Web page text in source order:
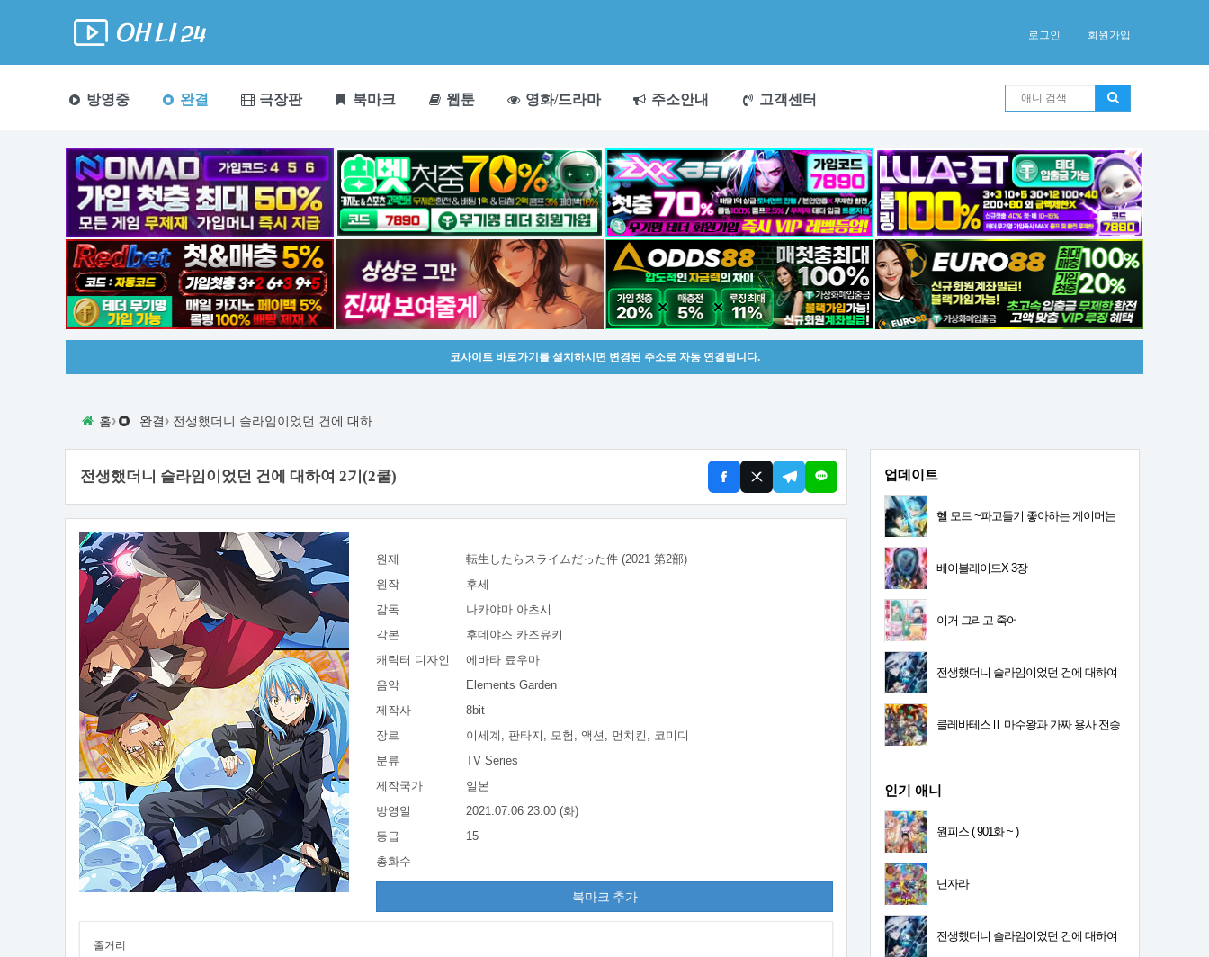
로그인 회원가입
방영중 완결 극장판 북마크 웹툰 영화/드라마 주소안내 고객센터
코사이트 바로가기를 설치하시면 변경된 주소로 자동 연결됩니다.
홈› 완결›
전생했더니 슬라임이었던 건에 대하여 2기(2쿨)
원제
転生したらスライムだった件 (2021 第2部)
원작
후세
감독
나카야마 아츠시
각본
후데야스 카즈유키
캐릭터 디자인
에바타 료우마
음악
Elements Garden
제작사
8bit
장르
이세계, 판타지, 모험, 액션, 먼치킨, 코미디
분류
TV Series
제작국가
일본
방영일
2021.07.06 23:00 (화)
등급
15
총화수
북마크 추가
줄거리
업데이트
헬 모드 ~파고들기 좋아하는 게이머는
베이블레이드X 3장
이거 그리고 죽어
전생했더니 슬라임이었던 건에 대하여
클레바테스Ⅱ 마수왕과 가짜 용사 전승
인기 애니
원피스 ( 901화 ~ )
닌자라
전생했더니 슬라임이었던 건에 대하여